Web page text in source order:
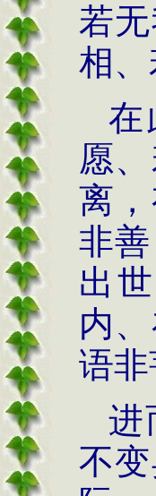
若
相
在
愿
离
非
出
内
语非
进
不